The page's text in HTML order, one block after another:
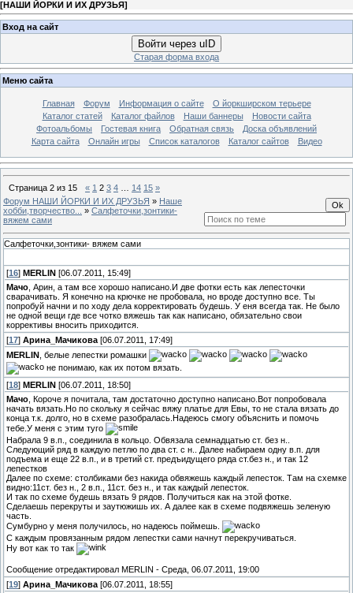
[НАШИ ЙОРКИ И ИХ ДРУЗЬЯ]
Вход на сайт
Войти через uID
Старая форма входа
Меню сайта
Главная Форум Информация о сайте
О йоркширском терьере
Каталог статей
Каталог файлов Наши баннеры
Новости сайта
Фотоальбомы
Гостевая книга Обратная связь
Доска объявлений
Карта сайта
Онлайн игры Список каталогов Каталог сайтов Видео
Страница 2 из 15 « 1 2 3 4 14 15 »
Форум НАШИ ЙОРКИ И ИХ ДРУЗЬЯ » Наше
хобби,творчество...
» Салфеточки,зонтики-
вяжем сами
Салфеточки,зонтики- вяжем сами
[16] MERLIN [06.07.2011, 15:49]
Мачо , Арин, а там все хорошо написано.И две фотки есть как лепесточки
сварачивать. Я конечно на крючке не пробовала, но вроде доступно все. Ты
попробуй начни и по ходу дела корректировать будешь. У еня всегда так. Не было
не одной вещи где все чотко вяжешь так как написано, обязательно свои
коррективы вносить приходится.
[17] Арина_Мачикова [06.07.2011, 17:49]
MERLIN , белые лепестки ромашки
не понимаю, как их потом вязать.
[18] MERLIN [06.07.2011, 18:50]
Мачо , Короче я почитала, там достаточно доступно написано.Вот попробовала
начать вязать.Но по скольку я сейчас вяжу платье для Евы, то не стала вязать до
конца т.к. долго, но в схеме разобралась.Надеюсь смогу объяснить и помочь
тебе.У меня с этим туго
Набрала 9 в.п., соединила в кольцо. Обвязала семнадцатью ст. без н..
Следующий ряд в каждую петлю по два ст. с н.. Далее набираем одну в.п. для
подъема и еще 22 в.п., и в третий ст. предъидущего ряда ст.без н., и так 12
лепестков
Далее по схеме: столбиками без накида обвяжешь каждый лепесток. Там на схемке
видно:11ст. без н., 2 в.п., 11ст. без н., и так каждый лепесток.
И так по схеме будешь вязать 9 рядов. Получиться как на этой фотке.
Сделаешь перекруты и заутюжишь их. А далее как в схеме подвяжешь зеленую
часть.
Сумбурно у меня получилось, но надеюсь поймешь.
С каждым провязанным рядом лепестки сами начнут перекручиваться.
Ну вот как то так
Сообщение отредактировал MERLIN - Среда, 06.07.2011, 19:00
[19] Арина_Мачикова [06.07.2011, 18:55]